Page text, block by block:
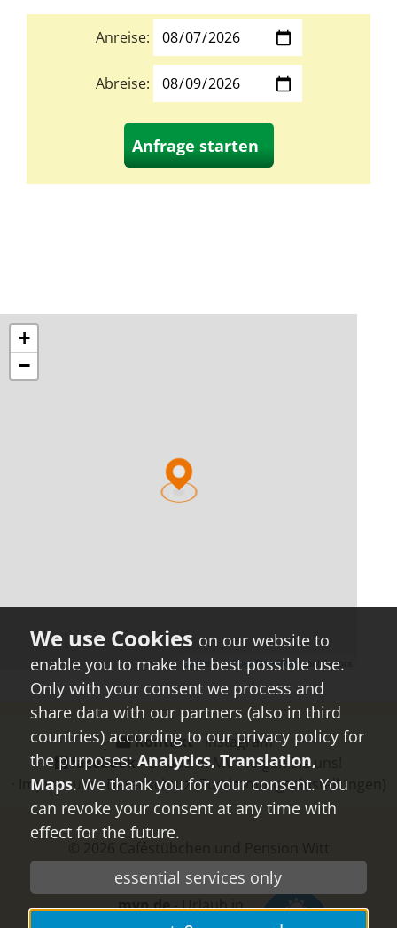
Anreise:
Abreise:
Anfrage starten
mvp.de- Urlaub in
Kontakt ⋅ instagram⋅
facebook - Urlaub in MV - folgen Sie uns!
Impressum⋅ Datenschutz(Zustimmungseinstellungen)
on our website to
enable you to make the best possible use.
Only with your consent we process and
share data with our partners (also in third
countries) according to our privacy policy for
the purposes: Analytics, Translation,
Maps. We thank you for your consent. You
can revoke your consent at any time with
effect for the future.
essential services only